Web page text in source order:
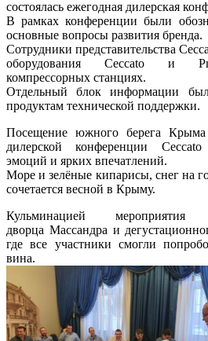
состоялась ежегодная дилерская
В рамках конференции были
основные вопросы развития бренда.
Сотрудники представительства
оборудования Ceccato и
компрессорных станциях.
Отдельный блок информации
продуктам технической поддержки.
Посещение южного берега Крыма
дилерской конференции
эмоций и ярких впечатлений.
Море и зелёные кипарисы, снег на
сочетается весной в Крыму.
Кульминацией
дворца Массандра и
где все участники смогли
вина.